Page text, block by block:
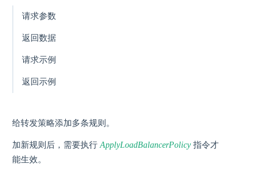
请求参数
返回数据
请求示例
返回示例
给转发策略添加多条规则。
加新规则后，需要执行ApplyLoadBalancerPolicy指令才
能生效。